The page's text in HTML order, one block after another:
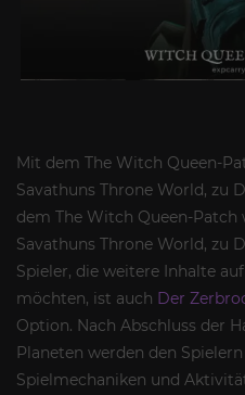
Mit dem The Witch Queen-
Savathuns Throne World, zu
dem The Witch Queen-Patch
Savathuns Throne World, zu
Spieler, die weitere Inhalte
möchten, ist auch Der
Option. Nach Abschluss der
Planeten werden den
Spielmechaniken und